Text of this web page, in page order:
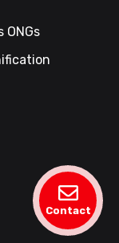
Contact
ONGs